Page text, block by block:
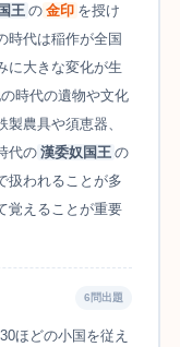
王 の 金印 を授け
時代は稲作が全国
に大きな変化が生
時代の遺物や文化
農具や須恵器、
代の 漢委奴国王 の
扱われることが多
覚えることが重要
6問出題
ほどの小国を従え